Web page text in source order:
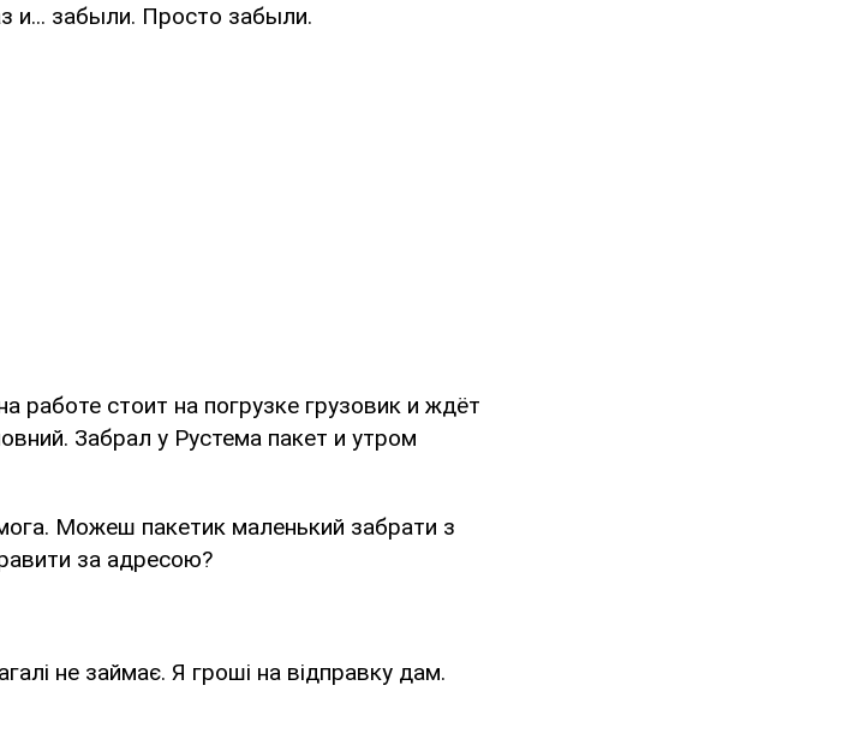
и... забыли. Просто забыли.
стоит на погрузке грузовик и ждёт
Забрал у Рустема пакет и утром
Можеш пакетик маленький забрати з
за адресою?
не займає. Я гроші на відправку дам.